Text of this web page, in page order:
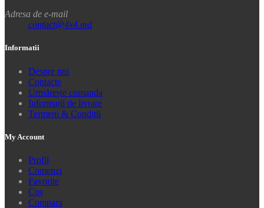
Adresa de e-mail
contact@4x4.md
Informatii
Despre noi
Contacte
Urmărește comanda
Informații de livrare
Termeni & Conditii
My Account
Profil
Comenzi
Favorite
Coș
Compara